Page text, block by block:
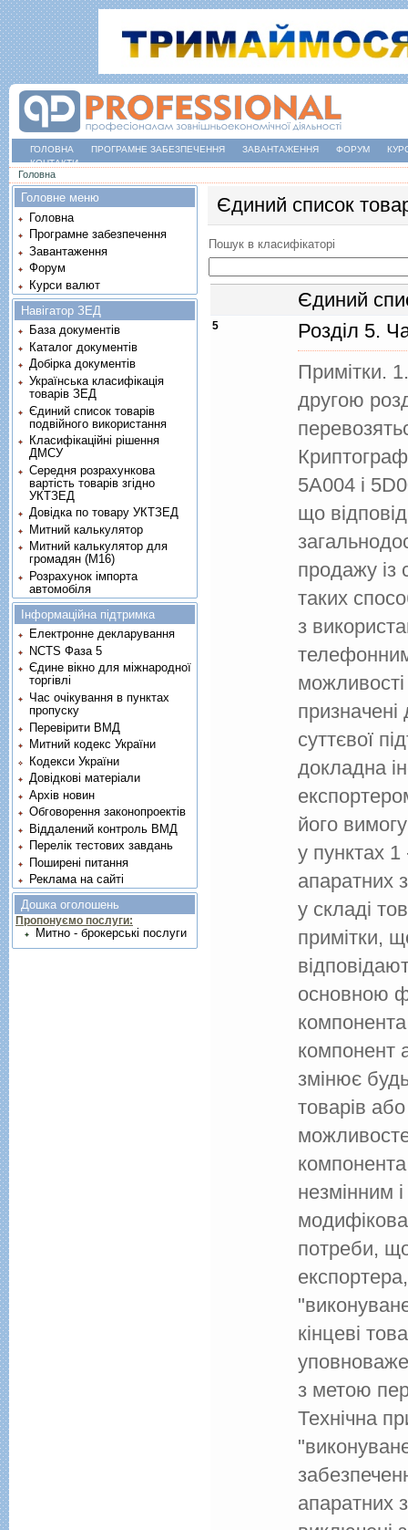
ГОЛОВНА ПРОГРАМНЕ ЗАБЕЗПЕЧЕННЯ ЗАВАНТАЖЕННЯ ФОРУМ
КОНТАКТИ
Ви є тут
Головна
Єдиний список
Пошук в класифікаторі
Єдиний
5
Розділ 5.
Примітки.
другою
5A004 і
що
продажу із
таких
з
суттєвої
докладна
його
у пунктах 1
апаратних
у складі
примітки,
основною
компонент
змінює
товарів
незмінним
потреби,
кінцеві
з метою
Технічна
апаратних
Головне меню
Головна
Програмне забезпечення
Завантаження
Форум
Курси валют
Навігатор ЗЕД
База документів
Каталог документів
Добірка документів
Українська класифікація
товарів ЗЕД
Єдиний список товарів
подвійного використання
Класифікаційні рішення
ДМСУ
Середня розрахункова
вартість товарів згідно
УКТЗЕД
Довідка по товару УКТЗЕД
Митний калькулятор
Митний калькулятор для
громадян (М16)
Розрахунок імпорта
автомобіля
Інформаційна підтримка
Електронне декларування
NCTS Фаза 5
Єдине вікно для міжнародної
торгівлі
Час очікування в пунктах
пропуску
Перевірити ВМД
Митний кодекс України
Кодекси України
Довідкові матеріали
Архів новин
Обговорення законопроектів
Віддалений контроль ВМД
Перелік тестових завдань
Поширені питання
Реклама на сайті
Дошка оголошень
Пропонуємо послуги:
Митно - брокерські послуги